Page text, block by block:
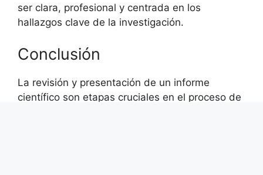
ser clara, profesional y centrada en los
hallazgos clave de la investigación.
Conclusión
La revisión y presentación de un informe
científico son etapas cruciales en el proceso de